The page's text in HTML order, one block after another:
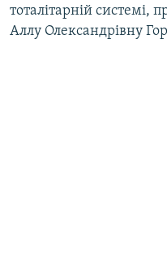
тоталітарній
Аллу Олександрівну